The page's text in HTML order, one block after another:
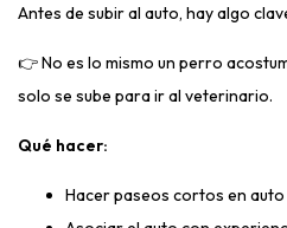
Antes de subir al auto, hay algo
👉 No es lo mismo un perro
solo se sube para ir al veterinario.
Qué hacer:
Hacer paseos cortos en